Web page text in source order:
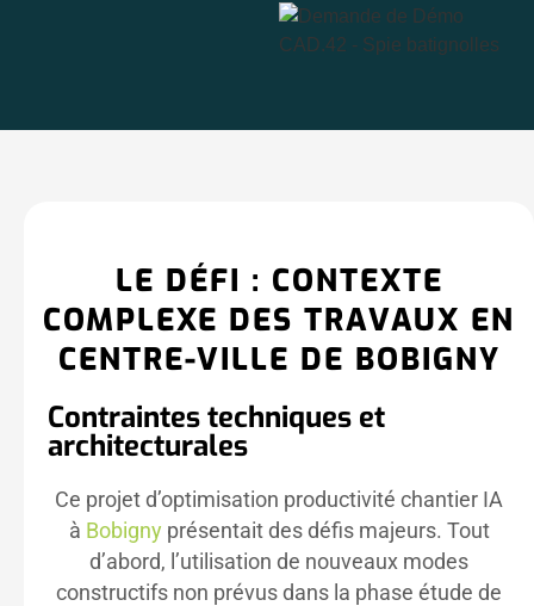
LE DÉFI : CONTEXTE
COMPLEXE DES TRAVAUX EN
CENTRE-VILLE DE BOBIGNY
Contraintes techniques et
architecturales
Ce projet d’optimisation productivité chantier IA
à Bobigny présentait des défis majeurs. Tout
d’abord, l’utilisation de nouveaux modes
constructifs non prévus dans la phase étude de